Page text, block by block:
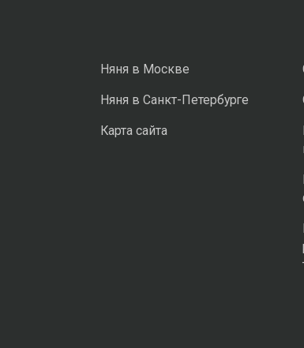
Няня в Москве
Няня в Санкт-Петербурге
Карта сайта